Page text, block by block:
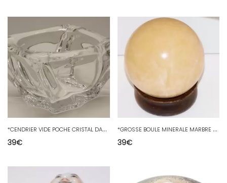
*
CENDRIER VIDE POCHE CRISTAL DAUM FRANCE VINTAGE déco Collection vitrine XXe D
39€
*
GROSSE BOULE MINERALE MARBRE ou ALBATRE sur socle bois Déco COLLECTION D
39€